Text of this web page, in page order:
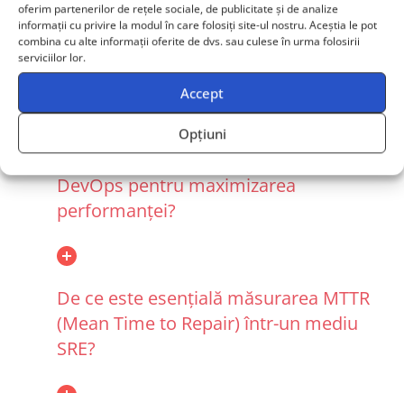
oferim partenerilor de rețele sociale, de publicitate și de analize
informații cu privire la modul în care folosiți site-ul nostru. Aceștia le pot
combina cu alte informații oferite de dvs. sau culese în urma folosirii
serviciilor lor.
Accept
Opțiuni
Care sunt beneficiile automatizării în
contextul unei culturi SRE?
Cum susține cursul integrarea SRE cu
DevOps pentru maximizarea
performanței?
De ce este esențială măsurarea MTTR
(Mean Time to Repair) într-un mediu
SRE?